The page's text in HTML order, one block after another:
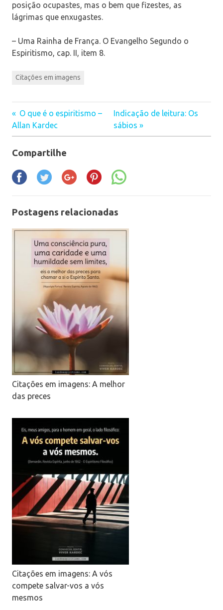
posição ocupastes, mas o bem que fizestes, as
lágrimas que enxugastes.
– Uma Rainha de França. O Evangelho Segundo o
Espiritismo, cap. II, item 8.
Citações em imagens
Navegação
Post
O que é o espiritismo –
Allan Kardec
Indicação de leitura: Os
sábios
Compartilhe
Postagens relacionadas
Citações em imagens: A melhor
das preces
Citações em imagens: A vós
compete salvar-vos a vós
mesmos